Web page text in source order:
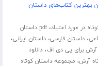
بهترین کتاب‌های داستان
در مورد اعتیاد،
pdf داستان
،داستان فارسی،داستان ایرانی،
آرش برای پی دی اف،دانلود
آرش، مجموعه داستان کوتاه